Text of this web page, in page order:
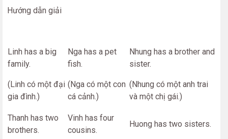
Hướng dẫn giải
Linh has a big
family.
(Linh có một đại
gia đình.)
Nga has a pet
fish.
(Nga có một con
cá cảnh.)
Nhung has a brother and
sister.
(Nhung có một anh trai
và một chị gái.)
Thanh has two
brothers.
Vinh has four
cousins.
Huong has two sisters.